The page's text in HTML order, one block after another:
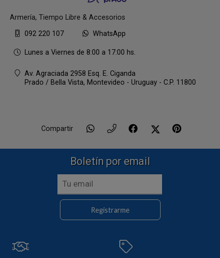
Armería, Tiempo Libre & Accesorios
092 220 107
WhatsApp
Lunes a Viernes de 8:00 a 17:00 hs.
Av. Agraciada 2958 Esq. E. Ciganda
Prado / Bella Vista, Montevideo - Uruguay - C.P. 11800
Compartir
Boletín por email
Registrarme